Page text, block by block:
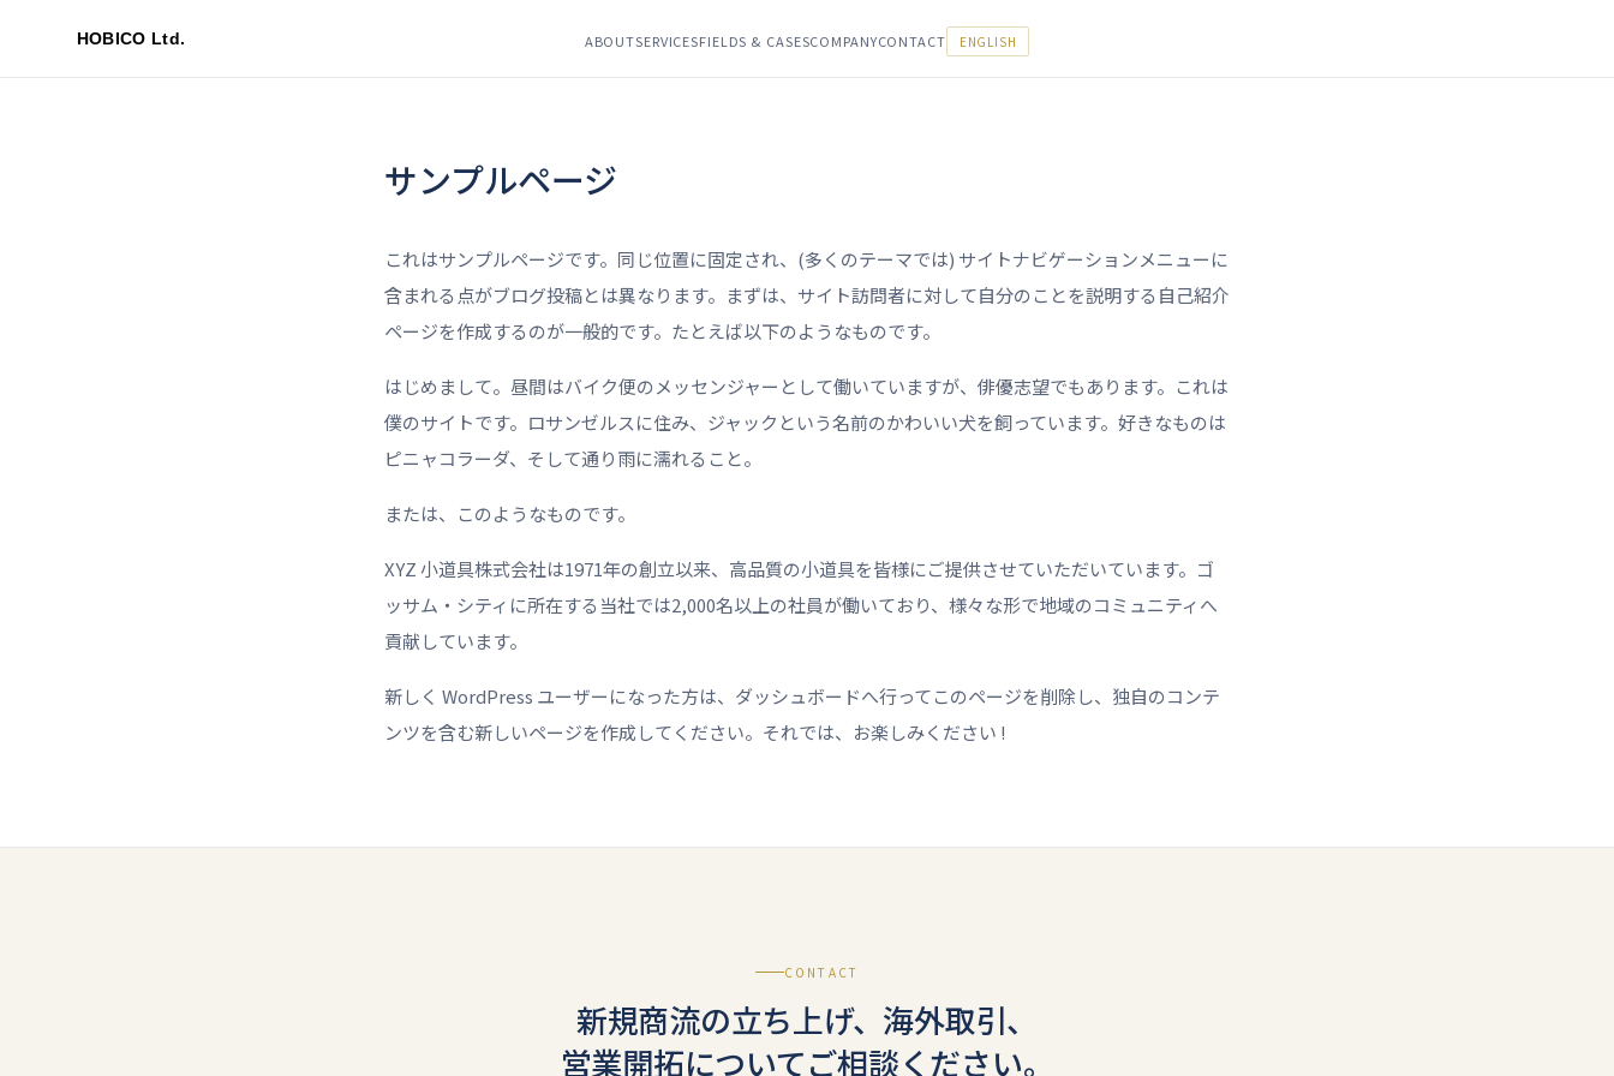
ABOUTSERVICESFIELDS & CASESCOMPANYCONTACT ENGLISH
サンプルページ
これはサンプルページです。同じ位置に固定され、(多くのテーマでは) サイトナビゲーションメニューに
含まれる点がブログ投稿とは異なります。まずは、サイト訪問者に対して自分のことを説明する自己紹介
ページを作成するのが一般的です。たとえば以下のようなものです。
はじめまして。昼間はバイク便のメッセンジャーとして働いていますが、俳優志望でもあります。これは
僕のサイトです。ロサンゼルスに住み、ジャックという名前のかわいい犬を飼っています。好きなものは
ピニャコラーダ、そして通り雨に濡れること。
または、このようなものです。
XYZ 小道具株式会社は1971年の創立以来、高品質の小道具を皆様にご提供させていただいています。ゴ
ッサム・シティに所在する当社では2,000名以上の社員が働いており、様々な形で地域のコミュニティへ
貢献しています。
新しく WordPress ユーザーになった方は、 ダッシュボードへ行ってこのページを削除し、独自のコンテ
ンツを含む新しいページを作成してください。それでは、お楽しみください !
CONTACT
新規商流の立ち上げ、海外取引、
営業開拓についてご相談ください。